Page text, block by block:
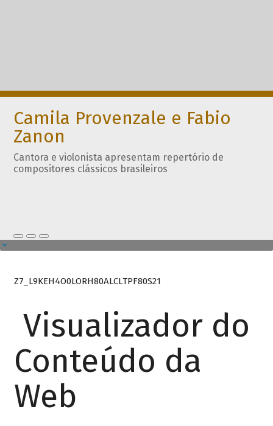
Camila Provenzale e Fabio
Zanon
Cantora e violonista apresentam repertório de
compositores clássicos brasileiros
Z7_L9KEH4O0LORH80ALCLTPF80S21
Visualizador do
Conteúdo da
Web